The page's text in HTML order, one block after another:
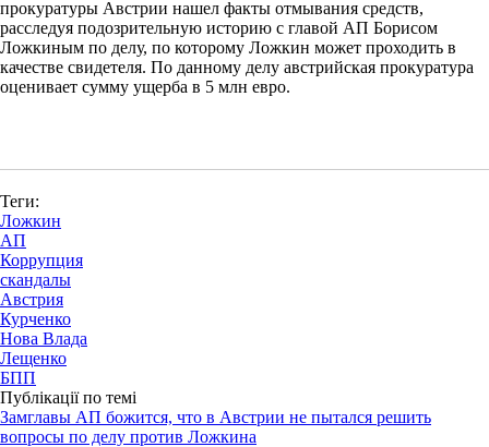
прокуратуры Австрии нашел факты отмывания средств,
расследуя подозрительную историю с главой АП Борисом
Ложкиным по делу, по которому Ложкин может проходить в
качестве свидетеля. По данному делу австрийская прокуратура
оценивает сумму ущерба в 5 млн евро.
Теги:
Ложкин
АП
Коррупция
скандалы
Австрия
Курченко
Нова Влада
Лещенко
БПП
Публікації по темі
Замглавы АП божится, что в Австрии не пытался решить
вопросы по делу против Ложкина